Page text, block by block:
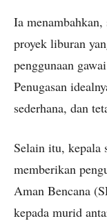
Ia
proyek liburan
penggunaan
Penugasan
sederhana, dan
Selain itu, kepala
memberikan
Aman Bencana
kepada murid